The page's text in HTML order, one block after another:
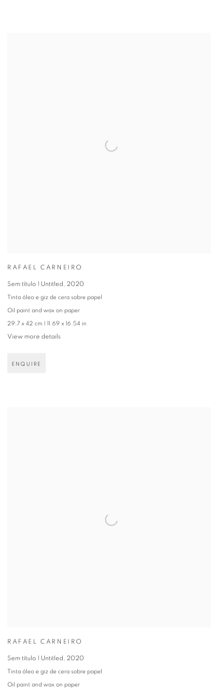
RAFAEL CARNEIRO
Sem título | Untitled, 2020
Tinta óleo e giz de cera sobre papel
Oil paint and wax on paper
29,7 x 42 cm | 11.69 x 16.54 in
View more details
ENQUIRE
RAFAEL CARNEIRO
Sem título | Untitled, 2020
Tinta óleo e giz de cera sobre papel
Oil paint and wax on paper